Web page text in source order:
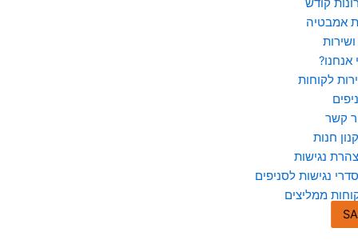
קודש
אמבטיה
אנחנו?
לקוחות
קשר
חנות
נגישות
נגישות לסניפים
ממליצים